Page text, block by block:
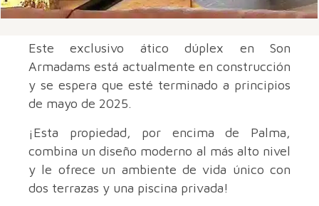
Este exclusivo ático dúplex en Son
Armadams está actualmente en construcción
y se espera que esté terminado a principios
de mayo de 2025.
¡Esta propiedad, por encima de Palma,
combina un diseño moderno al más alto nivel
y le ofrece un ambiente de vida único con
dos terrazas y una piscina privada!